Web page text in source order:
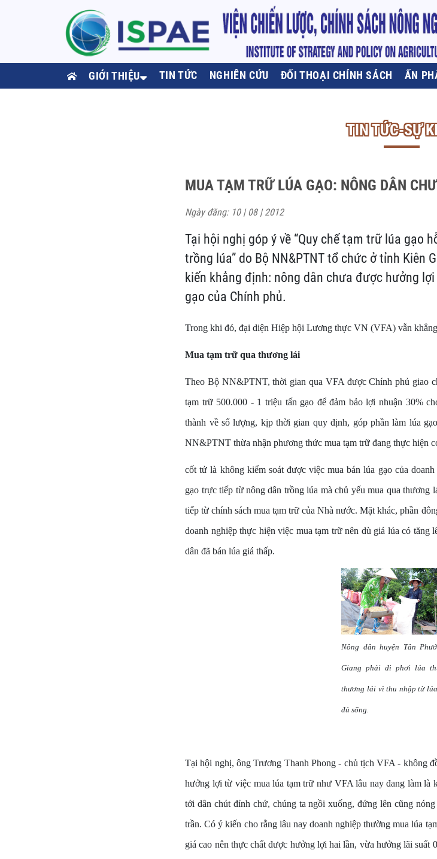
GIỚI THIỆU TIN TỨC NGHIÊN CỨU ĐỐI THOẠI CHÍNH SÁCH ẤN
TIN TỨC-SỰ
MUA TẠM TRỮ LÚA GẠO: NÔNG DÂN
Ngày đăng: 10 | 08 | 2012
Tại hội nghị góp ý về “Quy chế tạm trữ lúa gạo
trồng lúa” do Bộ NN&PTNT tổ chức ở tỉnh Kiên
kiến khẳng định: nông dân chưa được hưởng
gạo của Chính phủ.
Trong khi đó, đại diện Hiệp hội Lương thực VN (VFA) vẫn
Mua tạm trữ qua thương lái
Theo Bộ NN&PTNT, thời gian qua VFA được Chính phủ giao
tạm trữ 500.000 - 1 triệu tấn gạo để đảm bảo lợi nhuận 30%
thành về số lượng, kịp thời gian quy định, góp phần làm lúa
NN&PTNT thừa nhận phương thức mua tạm trữ đang thực hiện
cốt tử là không kiểm soát được việc mua bán lúa gạo của
gạo trực tiếp từ nông dân trồng lúa mà chủ yếu mua qua
tiếp từ chính sách mua tạm trữ của Nhà nước. Mặt khác, phần
doanh nghiệp thực hiện việc mua tạm trữ nên dù giá lúa có tăng
dân đã bán lúa giá thấp.
Nông dân huyện Tân
Giang phải đi phơi lúa
thương lái vì thu nhập từ
đủ sống.
Tại hội nghị, ông Trương Thanh Phong - chủ tịch VFA - không
hưởng lợi từ việc mua lúa tạm trữ như VFA lâu nay đang làm là
tới dân chút đỉnh chứ, chúng ta ngồi xuống, đứng lên cũng
trần. Có ý kiến cho rằng lâu nay doanh nghiệp thường mua lúa
giá cao nên thực chất được hưởng lợi hai lần, vừa hưởng lãi suất